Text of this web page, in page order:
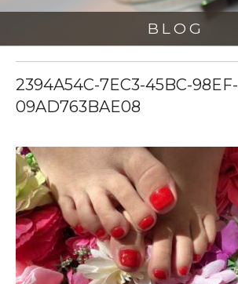
BLOG
2394A54C-7EC3-45BC-98EF-
09AD763BAE08